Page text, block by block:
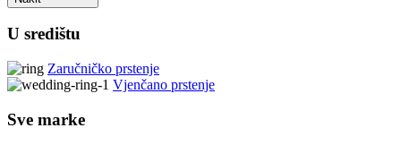
U središtu
Zaručničko prstenje
Vjenčano prstenje
Sve marke